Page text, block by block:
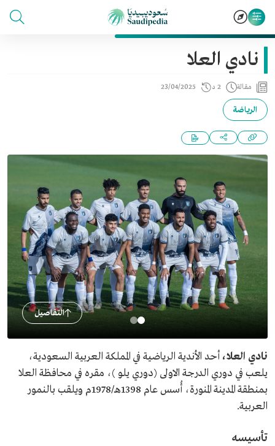
نادي العلا
مقالة 2 د 23/04/2025
الرياضة
التفاصيل
نادي العلا، أحد الأندية الرياضية في المملكة العربية السعودية،
يلعب في دوري الدرجة الاولى (دوري يلو )، مقره في محافظة العلا
بمنطقة المدينة المنورة، أُسس عام 1398هـ/1978م ويلقب بالنمور
العربية.
تأسيسه